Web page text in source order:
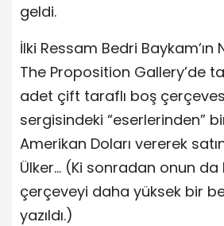
geldi.
İlki Ressam Bedri Baykam’ın
The Proposition Gallery’de
adet çift taraflı boş
sergisindeki “eserlerinden”
Amerikan Doları vererek
Ülker… (Ki sonradan onun
çerçeveyi daha yüksek bir
yazıldı.)